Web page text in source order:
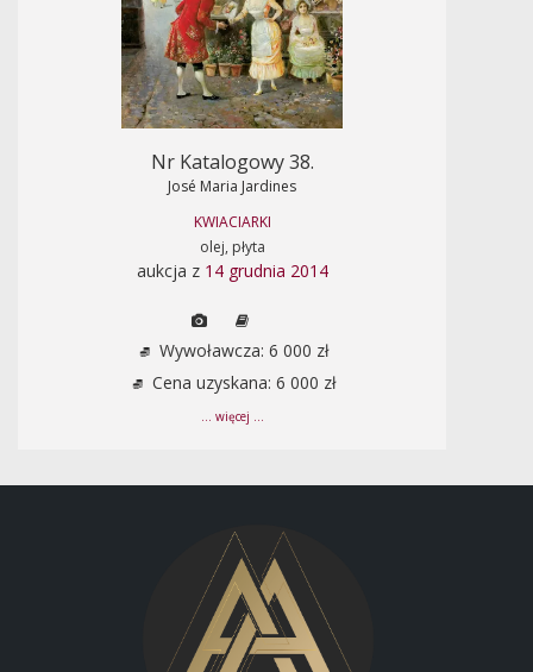
Nr Katalogowy 38.
José Maria Jardines
KWIACIARKI
olej, płyta
aukcja z 14 grudnia 2014
Wywoławcza: 6 000 zł
Cena uzyskana: 6 000 zł
... więcej ...